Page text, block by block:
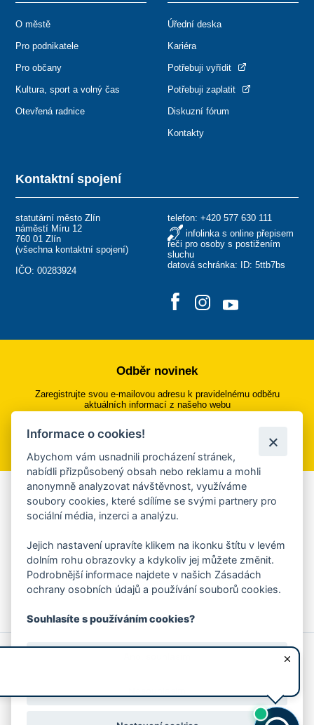
Kontaktní spojení
statutární město Zlín
náměstí Míru 12
760 01 Zlín
(všechna kontaktní spojení)
IČO: 00283924
telefon: +420 577 630 111
infolinka s online přepisem
řeči pro osoby s postižením
sluchu
datová schránka: ID: 5ttb7bs
O městě
Pro podnikatele
Pro občany
Kultura, sport a volný čas
Otevřená radnice
Úřední deska
Kariéra
Potřebuji vyřídit
Potřebuji zaplatit
Diskuzní fórum
Kontakty
Odběr novinek
Zaregistrujte svou e-mailovou adresu k pravidelnému odběru
aktuálních informací z našeho webu
Přihlásit se k odběru
Aplikace Mobilní rozhlas
Chcete dostávat do svého mobilu či mailu upozornění na
ankety, pozvánky na kulturní a sportovní akce?
Více informací o aplikaci
© 2026 Magistrát města Zlína
Prohlášení o používání cookies
Informace o cookies!
Abychom vám usnadnili procházení stránek,
nabídli přizpůsobený obsah nebo reklamu a mohli
anonymně analyzovat návštěvnost, využíváme
soubory cookies, které sdílíme se svými partnery pro
sociální média, inzerci a analýzu.
Jejich nastavení upravíte klikem na ikonku štítu v levém
dolním rohu obrazovky a kdykoliv jej můžete změnit.
Podrobnější informace najdete v našich Zásadách
ochrany osobních údajů a používání souborů cookies.
Souhlasíte s používáním cookies?